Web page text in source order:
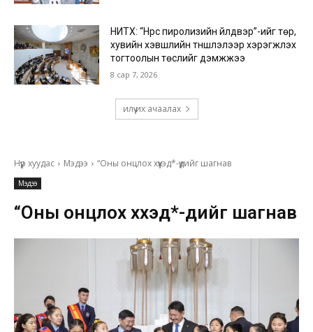
НИТХ: “Нүүрс пиролизийн үйлдвэр”-ийг төр,
хувийн хэвшлийн түншлэлээр хэрэгжүүлэх
тогтоолын төслийг дэмжжээ
8 сар 7, 2026
илүү их ачаалах